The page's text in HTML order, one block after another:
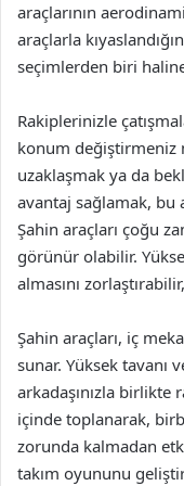
araçlarının
araçlarla
seçimlerden biri
Rakiplerinizle
konum değiştirmeniz
uzaklaşmak ya da
avantaj sağlamak, bu
Şahin araçları çoğu
görünür olabilir.
almasını
Şahin araçları, iç
sunar. Yüksek tavanı
arkadaşınızla birlikte
içinde toplanarak,
zorunda kalmadan
takım oyununu